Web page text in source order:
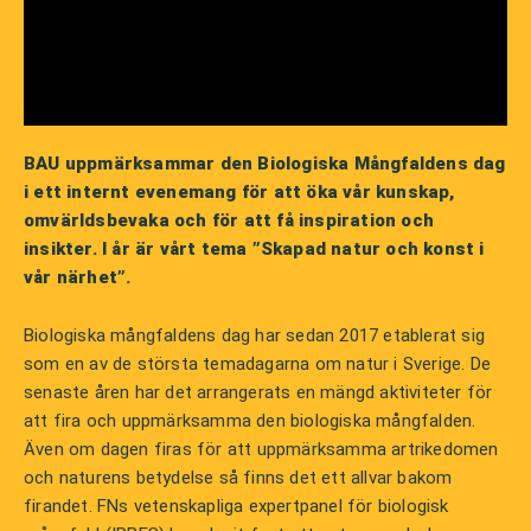
BAU uppmärksammar den Biologiska Mångfaldens dag
i ett internt evenemang för att öka vår kunskap,
omvärldsbevaka och för att få inspiration och
insikter. I år är vårt tema ”Skapad natur och konst i
vår närhet”.
Biologiska mångfaldens dag har sedan 2017 etablerat sig
som en av de största temadagarna om natur i Sverige. De
senaste åren har det arrangerats en mängd aktiviteter för
att fira och uppmärksamma den biologiska mångfalden.
Även om dagen firas för att uppmärksamma artrikedomen
och naturens betydelse så finns det ett allvar bakom
firandet. FNs vetenskapliga expertpanel för biologisk